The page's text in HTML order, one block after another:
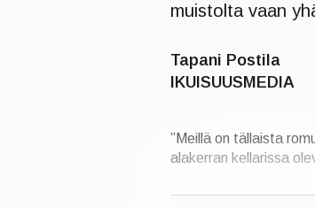
muistolta vaan
Tapani Postila
IKUISUUSMEDIA
”Meillä on tällaista
alakerran kellarissa